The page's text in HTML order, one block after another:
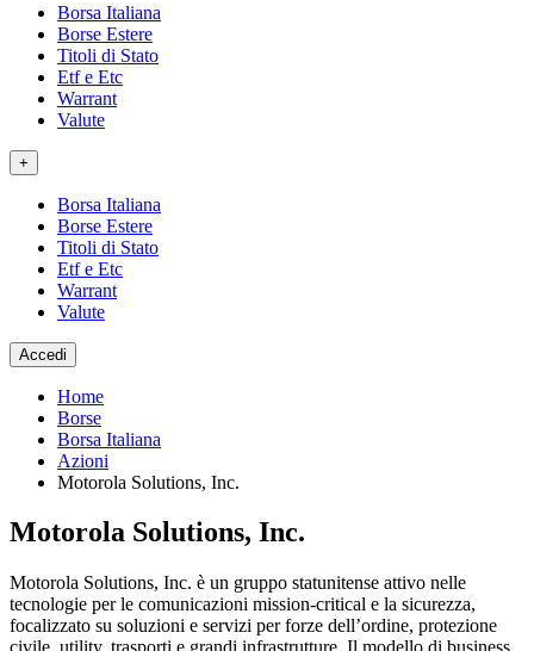
Borsa Italiana
Borse Estere
Titoli di Stato
Etf e Etc
Warrant
Valute
+
Borsa Italiana
Borse Estere
Titoli di Stato
Etf e Etc
Warrant
Valute
Accedi
Home
Borse
Borsa Italiana
Azioni
Motorola Solutions, Inc.
Motorola Solutions, Inc.
Motorola Solutions, Inc. è un gruppo statunitense attivo nelle
tecnologie per le comunicazioni mission-critical e la sicurezza,
focalizzato su soluzioni e servizi per forze dell’ordine, protezione